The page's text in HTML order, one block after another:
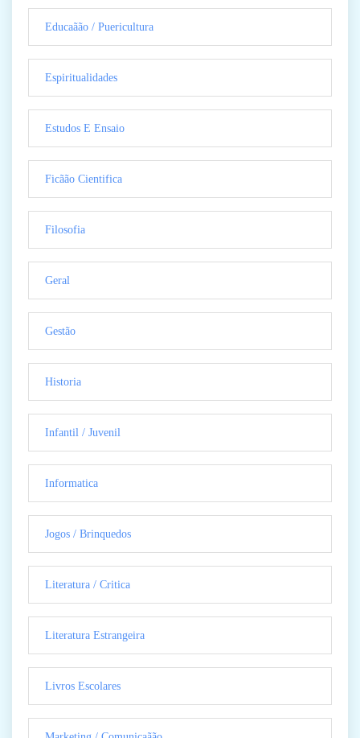
Educaãão / Puericultura
Espiritualidades
Estudos E Ensaio
Ficãão Cientifica
Filosofia
Geral
Gestão
Historia
Infantil / Juvenil
Informatica
Jogos / Brinquedos
Literatura / Critica
Literatura Estrangeira
Livros Escolares